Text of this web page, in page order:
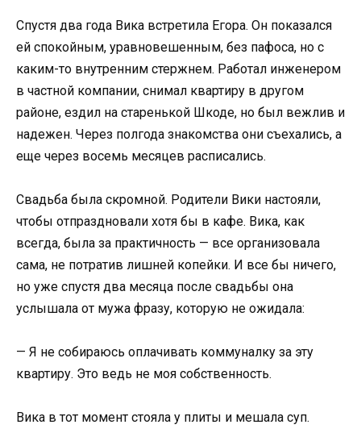
Спустя два года Вика встретила Егора. Он показался
ей спокойным, уравновешенным, без пафоса, но с
каким-то внутренним стержнем. Работал инженером
в частной компании, снимал квартиру в другом
районе, ездил на старенькой Шкоде, но был вежлив и
надежен. Через полгода знакомства они съехались, а
еще через восемь месяцев расписались.
Свадьба была скромной. Родители Вики настояли,
чтобы отпраздновали хотя бы в кафе. Вика, как
всегда, была за практичность — все организовала
сама, не потратив лишней копейки. И все бы ничего,
но уже спустя два месяца после свадьбы она
услышала от мужа фразу, которую не ожидала:
— Я не собираюсь оплачивать коммуналку за эту
квартиру. Это ведь не моя собственность.
Вика в тот момент стояла у плиты и мешала суп.